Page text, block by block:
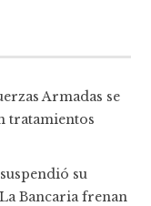
Armadas se
tratamientos
su
Bancaria frenan